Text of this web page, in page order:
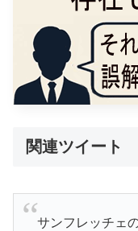
関連ツイート
サンフレッチェ